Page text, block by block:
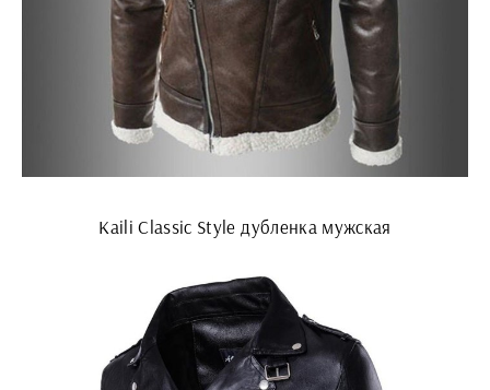
Kaili Classic Style дубленка мужская